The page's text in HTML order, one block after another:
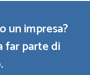
un impresa?
far parte di